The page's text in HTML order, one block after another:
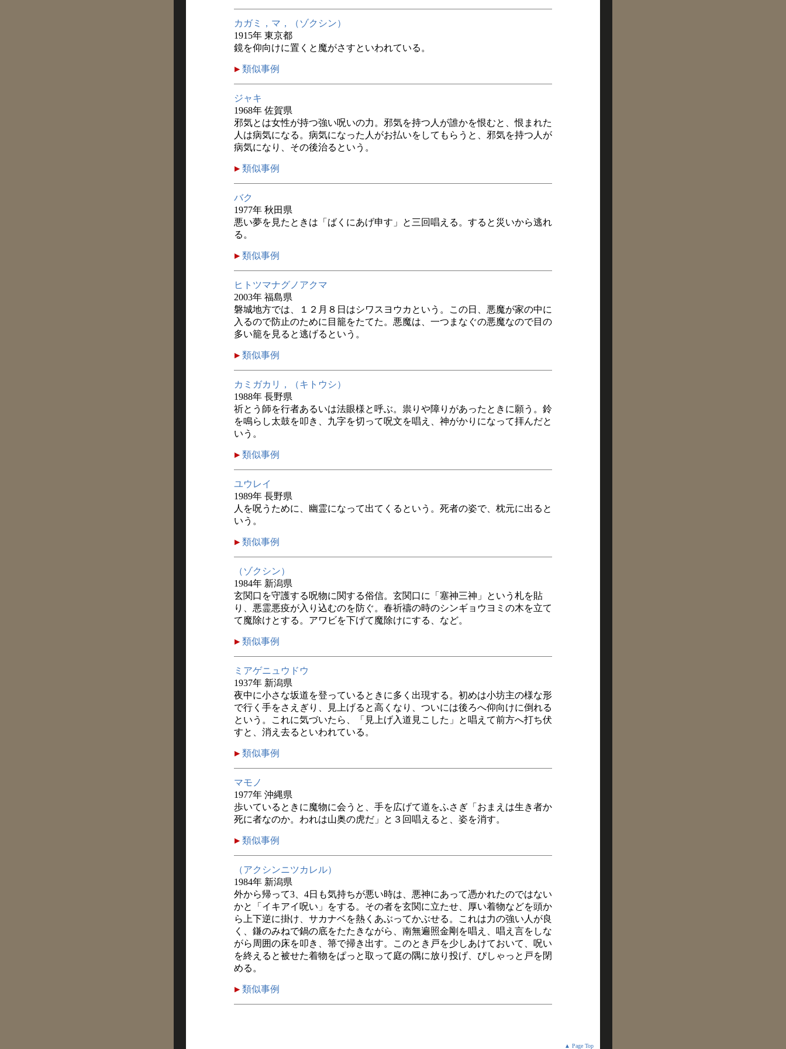
カガミ，マ，（ゾクシン）
1915年 東京都
鏡を仰向けに置くと魔がさすといわれている。
類似事例
ジャキ
1968年 佐賀県
邪気とは女性が持つ強い呪いの力。邪気を持つ人が誰かを恨むと、恨まれた
人は病気になる。病気になった人がお払いをしてもらうと、邪気を持つ人が
病気になり、その後治るという。
類似事例
バク
1977年 秋田県
悪い夢を見たときは「ばくにあげ申す」と三回唱える。すると災いから逃れ
る。
類似事例
ヒトツマナグノアクマ
2003年 福島県
磐城地方では、１２月８日はシワスヨウカという。この日、悪魔が家の中に
入るので防止のために目籠をたてた。悪魔は、一つまなぐの悪魔なので目の
多い籠を見ると逃げるという。
類似事例
カミガカリ，（キトウシ）
1988年 長野県
祈とう師を行者あるいは法眼様と呼ぶ。祟りや障りがあったときに願う。鈴
を鳴らし太鼓を叩き、九字を切って呪文を唱え、神がかりになって拝んだと
いう。
類似事例
ユウレイ
1989年 長野県
人を呪うために、幽霊になって出てくるという。死者の姿で、枕元に出ると
いう。
類似事例
（ゾクシン）
1984年 新潟県
玄関口を守護する呪物に関する俗信。玄関口に「塞神三神」という札を貼
り、悪霊悪疫が入り込むのを防ぐ。春祈禱の時のシンギョウヨミの木を立て
て魔除けとする。アワビを下げて魔除けにする、など。
類似事例
ミアゲニュウドウ
1937年 新潟県
夜中に小さな坂道を登っているときに多く出現する。初めは小坊主の様な形
で行く手をさえぎり、見上げると高くなり、ついには後ろへ仰向けに倒れる
という。これに気づいたら、「見上げ入道見こした」と唱えて前方へ打ち伏
すと、消え去るといわれている。
類似事例
マモノ
1977年 沖縄県
歩いているときに魔物に会うと、手を広げて道をふさぎ「おまえは生き者か
死に者なのか。われは山奥の虎だ」と３回唱えると、姿を消す。
類似事例
（アクシンニツカレル）
1984年 新潟県
外から帰って3、4日も気持ちが悪い時は、悪神にあって憑かれたのではない
かと「イキアイ呪い」をする。その者を玄関に立たせ、厚い着物などを頭か
ら上下逆に掛け、サカナベを熱くあぶってかぶせる。これは力の強い人が良
く、鎌のみねで鍋の底をたたきながら、南無遍照金剛を唱え、唱え言をしな
がら周囲の床を叩き、箒で掃き出す。このとき戸を少しあけておいて、呪い
を終えると被せた着物をぱっと取って庭の隅に放り投げ、ぴしゃっと戸を閉
める。
類似事例
▲ Page Top